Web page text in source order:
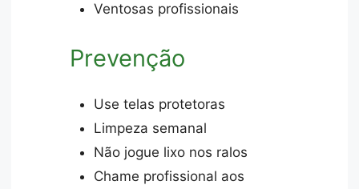
Ventosas profissionais
Prevenção
Use telas protetoras
Limpeza semanal
Não jogue lixo nos ralos
Chame profissional aos